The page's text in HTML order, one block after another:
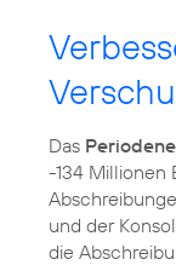
Das
-134 Millionen
und der
die